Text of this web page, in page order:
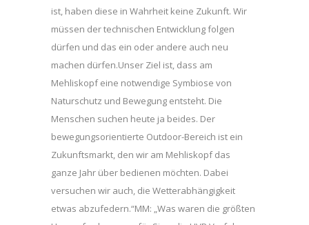
ist, haben diese in Wahrheit keine Zukunft. Wir
müssen der technischen Entwicklung folgen
dürfen und das ein oder andere auch neu
machen dürfen.Unser Ziel ist, dass am
Mehliskopf eine notwendige Symbiose von
Naturschutz und Bewegung entsteht. Die
Menschen suchen heute ja beides. Der
bewegungsorientierte Outdoor-Bereich ist ein
Zukunftsmarkt, den wir am Mehliskopf das
ganze Jahr über bedienen möchten. Dabei
versuchen wir auch, die Wetterabhängigkeit
etwas abzufedern.“MM: „Was waren die größten